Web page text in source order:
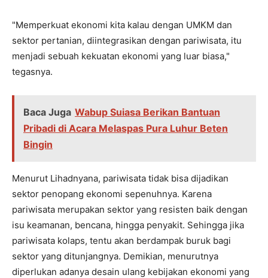
"Memperkuat ekonomi kita kalau dengan UMKM dan
sektor pertanian, diintegrasikan dengan pariwisata, itu
menjadi sebuah kekuatan ekonomi yang luar biasa,"
tegasnya.
Baca Juga Wabup Suiasa Berikan Bantuan
Pribadi di Acara Melaspas Pura Luhur Beten
Bingin
Menurut Lihadnyana, pariwisata tidak bisa dijadikan
sektor penopang ekonomi sepenuhnya. Karena
pariwisata merupakan sektor yang resisten baik dengan
isu keamanan, bencana, hingga penyakit. Sehingga jika
pariwisata kolaps, tentu akan berdampak buruk bagi
sektor yang ditunjangnya. Demikian, menurutnya
diperlukan adanya desain ulang kebijakan ekonomi yang